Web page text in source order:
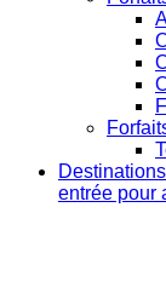
Destinations
entrée pour